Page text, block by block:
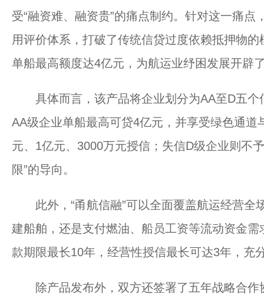
受“融资难、融资贵”的痛点制约。针对这一痛点
用评价体系，打破了传统信贷过度依赖抵押物
单船最高额度达4亿元，为航运业纾困发展开辟
具体而言，该产品将企业划分为AA至D五个
AA级企业单船最高可贷4亿元，并享受绿色通
元、1亿元、3000万元授信；失信D级企业则不
限”的导向。
此外，“甬航信融”可以全面覆盖航运经营全
建船舶，还是支付燃油、船员工资等流动资金
款期限最长10年，经营性授信最长可达3年，充
除产品发布外，双方还签署了五年战略合作